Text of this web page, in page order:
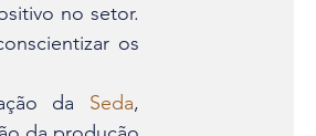
no setor.
os
da Seda,